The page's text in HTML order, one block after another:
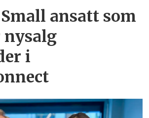
ansatt som
nysalg
i